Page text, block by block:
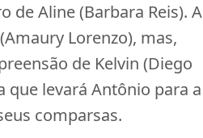
de Aline (Barbara Reis). A
Lorenzo), mas,
de Kelvin (Diego
que levará Antônio para a
comparsas.